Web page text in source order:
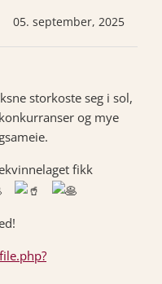
05. september, 2025
storkoste seg i sol,
og mye
fikk